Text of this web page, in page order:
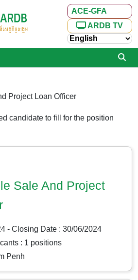
ACE-GFA
ARDB TV
Project Loan Officer
candidate to fill for the position
Sale And Project
- Closing Date : 30/06/2024
: 1 positions
Penh